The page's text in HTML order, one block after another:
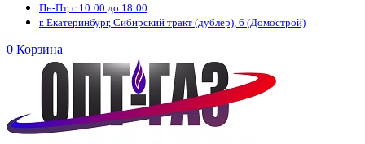
Пн-Пт, с 10:00 до 18:00
г. Екатеринбург, Сибирский тракт (дублер), 6 (Домострой)
0 Корзина